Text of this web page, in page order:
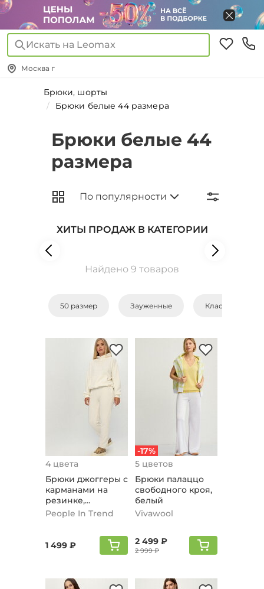
Искать на Leomax
Москва г
Брюки, шорты
Брюки белые 44 размера
Брюки белые 44
размера
ХИТЫ ПРОДАЖ В КАТЕГОРИИ
Найдено 9 товаров
50 размер Зауженные Классические
4 цвета
Брюки джоггеры с
карманами на
резинке,
молочный
People In Trend
1 499 ₽
-17%
5 цветов
Брюки палаццо
свободного кроя,
белый
Vivawool
2 499 ₽
2 999 ₽